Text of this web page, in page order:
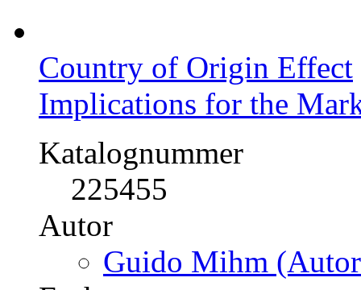
Oliver Obitayo
Fach
BWL - Offline-
Kategorie
Diplomarbeit, 1999
Preis
US$ 42,99